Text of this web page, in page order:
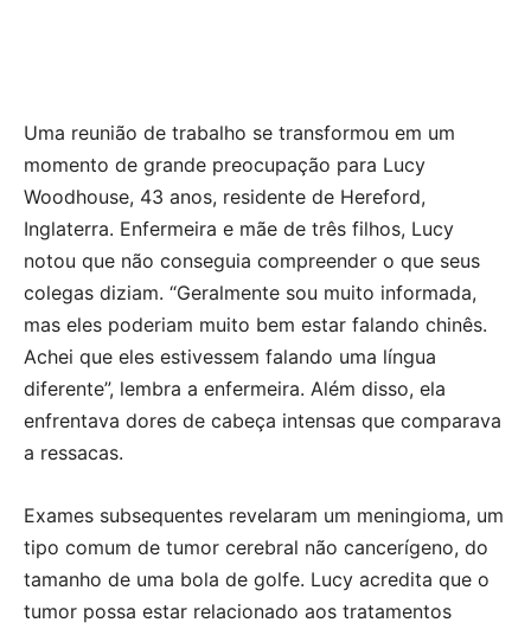
Uma reunião de trabalho se transformou em um
momento de grande preocupação para Lucy
Woodhouse, 43 anos, residente de Hereford,
Inglaterra. Enfermeira e mãe de três filhos, Lucy
notou que não conseguia compreender o que seus
colegas diziam. “Geralmente sou muito informada,
mas eles poderiam muito bem estar falando chinês.
Achei que eles estivessem falando uma língua
diferente”, lembra a enfermeira. Além disso, ela
enfrentava dores de cabeça intensas que comparava
a ressacas.
Exames subsequentes revelaram um meningioma, um
tipo comum de tumor cerebral não cancerígeno, do
tamanho de uma bola de golfe. Lucy acredita que o
tumor possa estar relacionado aos tratamentos